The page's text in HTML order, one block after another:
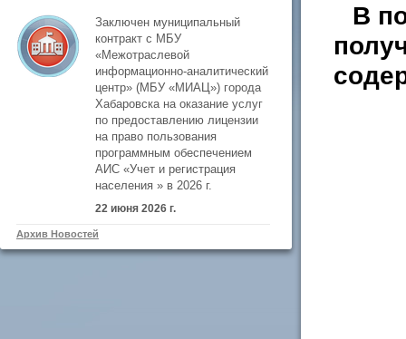
Заключен муниципальный
контракт с МБУ
«Межотраслевой
информационно-аналитический
центр» (МБУ «МИАЦ») города
Хабаровска на оказание услуг
по предоставлению лицензии
на право пользования
программным обеспечением
АИС «Учет и регистрация
населения » в 2026 г.
22 июня 2026 г.
Архив Новостей
В